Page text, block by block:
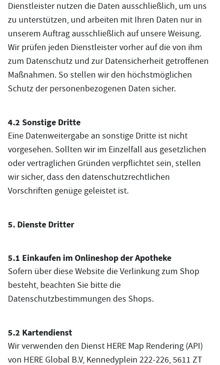
Dienstleister nutzen die Daten ausschließlich, um uns
zu unterstützen, und arbeiten mit Ihren Daten nur in
unserem Auftrag ausschließlich auf unsere Weisung.
Wir prüfen jeden Dienstleister vorher auf die von ihm
zum Datenschutz und zur Datensicherheit getroffenen
Maßnahmen. So stellen wir den höchstmöglichen
Schutz der personenbezogenen Daten sicher.
4.2 Sonstige Dritte
Eine Datenweitergabe an sonstige Dritte ist nicht
vorgesehen. Sollten wir im Einzelfall aus gesetzlichen
oder vertraglichen Gründen verpflichtet sein, stellen
wir sicher, dass den datenschutzrechtlichen
Vorschriften genüge geleistet ist.
5. Dienste Dritter
5.1 Einkaufen im Onlineshop der Apotheke
Sofern über diese Website die Verlinkung zum Shop
besteht, beachten Sie bitte die
Datenschutzbestimmungen des Shops.
5.2 Kartendienst
Wir verwenden den Dienst HERE Map Rendering (API)
von HERE Global B.V, Kennedyplein 222-226, 5611 ZT